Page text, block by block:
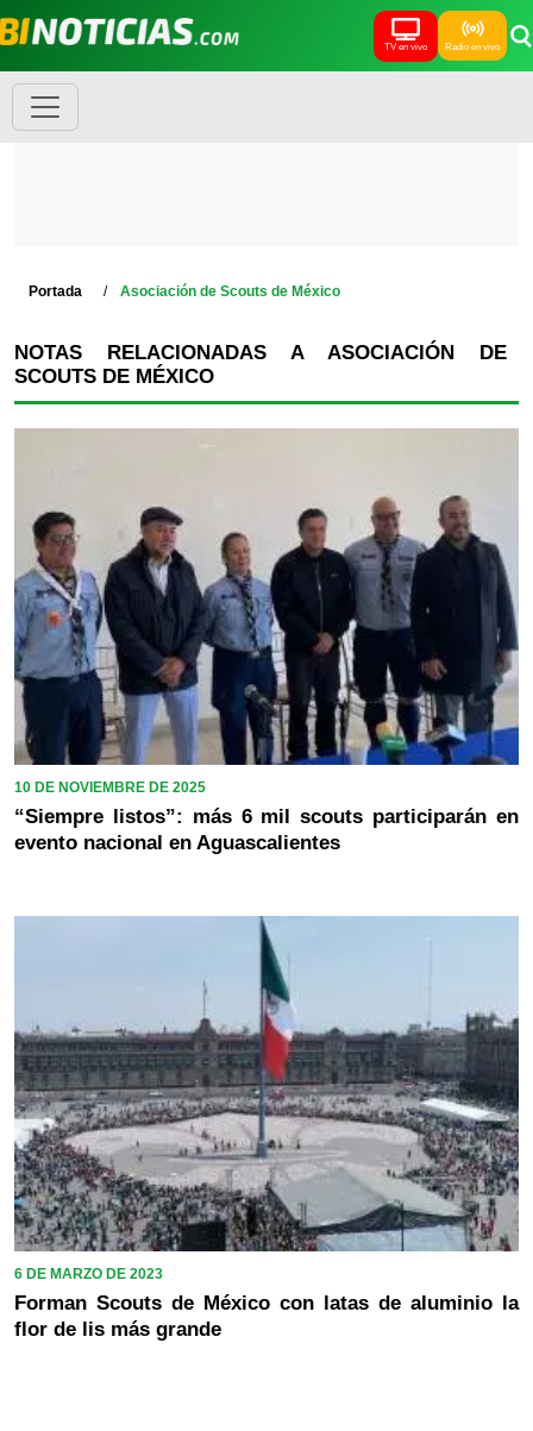
TV en vivo Radio en vivo
Portada Asociación de Scouts de México
NOTAS RELACIONADAS A ASOCIACIÓN DE
SCOUTS DE MÉXICO
10 DE NOVIEMBRE DE 2025
“Siempre listos”: más 6 mil scouts participarán en
evento nacional en Aguascalientes
6 DE MARZO DE 2023
Forman Scouts de México con latas de aluminio la
flor de lis más grande